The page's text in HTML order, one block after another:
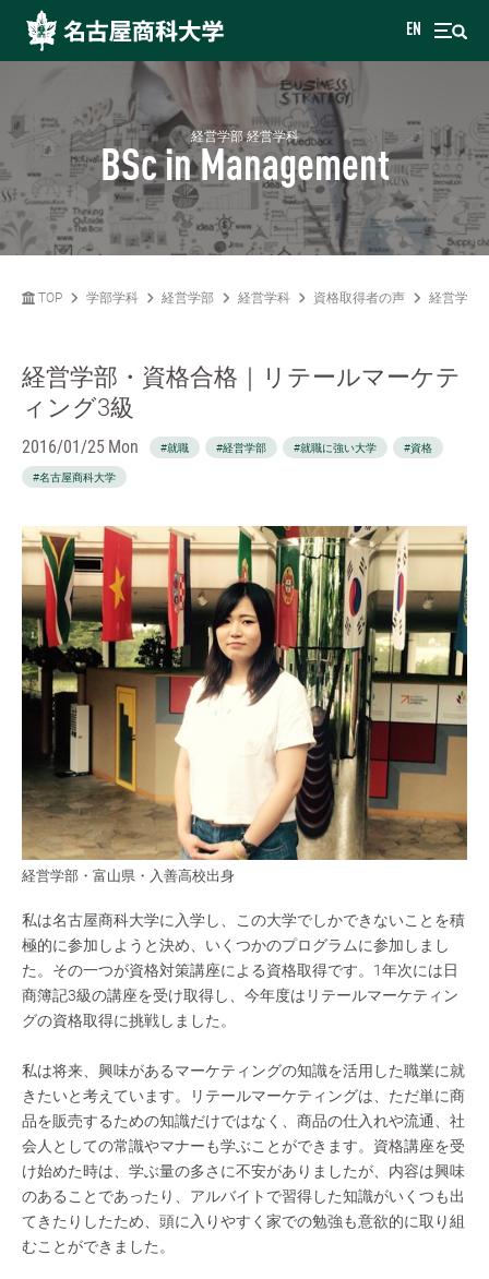
EN
経営学部 経営学科
BSc in Management
TOP 学部学科 経営学部 経営学科 資格取得者の声 経営学部
経営学部・資格合格｜リテールマーケテ
ィング3級
2016/01/25 Mon #就職 #経営学部 #就職に強い大学 #資格
#名古屋商科大学
経営学部・富山県・入善高校出身
私は名古屋商科大学に入学し、この大学でしかできないことを積
極的に参加しようと決め、いくつかのプログラムに参加しまし
た。その一つが資格対策講座による資格取得です。1年次には日
商簿記3級の講座を受け取得し、今年度はリテールマーケティン
グの資格取得に挑戦しました。
私は将来、興味があるマーケティングの知識を活用した職業に就
きたいと考えています。リテールマーケティングは、ただ単に商
品を販売するための知識だけではなく、商品の仕入れや流通、社
会人としての常識やマナーも学ぶことができます。資格講座を受
け始めた時は、学ぶ量の多さに不安がありましたが、内容は興味
のあることであったり、アルバイトで習得した知識がいくつも出
てきたりしたため、頭に入りやすく家での勉強も意欲的に取り組
むことができました。